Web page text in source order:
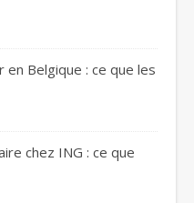
Belgique : ce que les
chez ING : ce que